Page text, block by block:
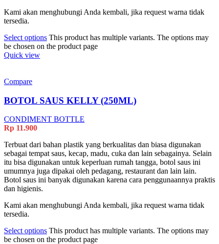
Kami akan menghubungi Anda kembali, jika request warna tidak
tersedia.
Select options This product has multiple variants. The options may
be chosen on the product page
Quick view
Compare
BOTOL SAUS KELLY (250ML)
CONDIMENT BOTTLE
Rp 11.900
Terbuat dari bahan plastik yang berkualitas dan biasa digunakan
sebagai tempat saus, kecap, madu, cuka dan lain sebagainya. Selain
itu bisa digunakan untuk keperluan rumah tangga, botol saus ini
umumnya juga dipakai oleh pedagang, restaurant dan lain lain.
Botol saus ini banyak digunakan karena cara penggunaannya praktis
dan higienis.
Kami akan menghubungi Anda kembali, jika request warna tidak
tersedia.
Select options This product has multiple variants. The options may
be chosen on the product page